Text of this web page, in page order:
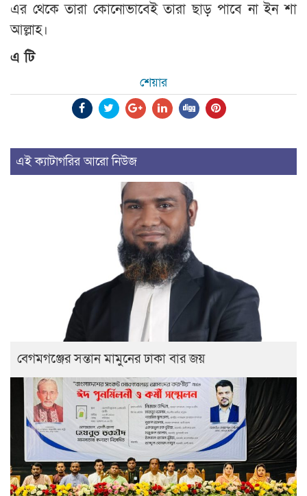
এর থেকে তারা কোনোভাবেই তারা ছাড় পাবে না ইন শা
আল্লাহ।
এ টি
শেয়ার
এই ক্যাটাগরির আরো নিউজ
বেগমগঞ্জের সন্তান মামুনের ঢাকা বার জয়